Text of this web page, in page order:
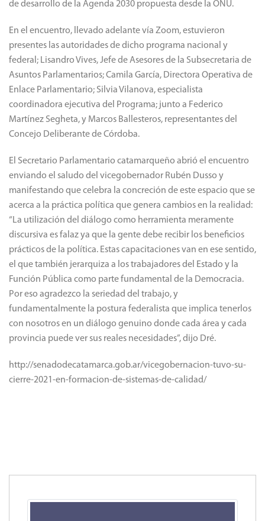
de desarrollo de la Agenda 2030 propuesta desde la ONU.
En el encuentro, llevado adelante vía Zoom, estuvieron
presentes las autoridades de dicho programa nacional y
federal; Lisandro Vives, Jefe de Asesores de la Subsecretaria de
Asuntos Parlamentarios; Camila García, Directora Operativa de
Enlace Parlamentario; Silvia Vilanova, especialista
coordinadora ejecutiva del Programa; junto a Federico
Martínez Segheta, y Marcos Ballesteros, representantes del
Concejo Deliberante de Córdoba.
El Secretario Parlamentario catamarqueño abrió el encuentro
enviando el saludo del vicegobernador Rubén Dusso y
manifestando que celebra la concreción de este espacio que se
acerca a la práctica política que genera cambios en la realidad:
“La utilización del diálogo como herramienta meramente
discursiva es falaz ya que la gente debe recibir los beneficios
prácticos de la política. Estas capacitaciones van en ese sentido,
el que también jerarquiza a los trabajadores del Estado y la
Función Pública como parte fundamental de la Democracia.
Por eso agradezco la seriedad del trabajo, y
fundamentalmente la postura federalista que implica tenerlos
con nosotros en un diálogo genuino donde cada área y cada
provincia puede ver sus reales necesidades”, dijo Dré.
http://senadodecatamarca.gob.ar/vicegobernacion-tuvo-su-
cierre-2021-en-formacion-de-sistemas-de-calidad/